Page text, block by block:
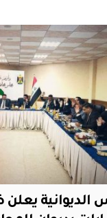
الديوانية